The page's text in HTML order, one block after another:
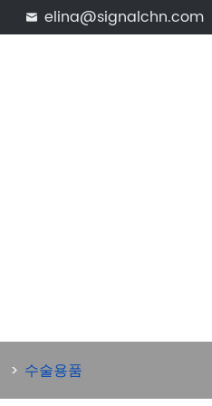
 elina@signalchn.com
수술용품